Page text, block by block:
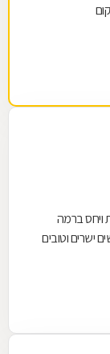
ויחס ברמה
ישרים וטובים